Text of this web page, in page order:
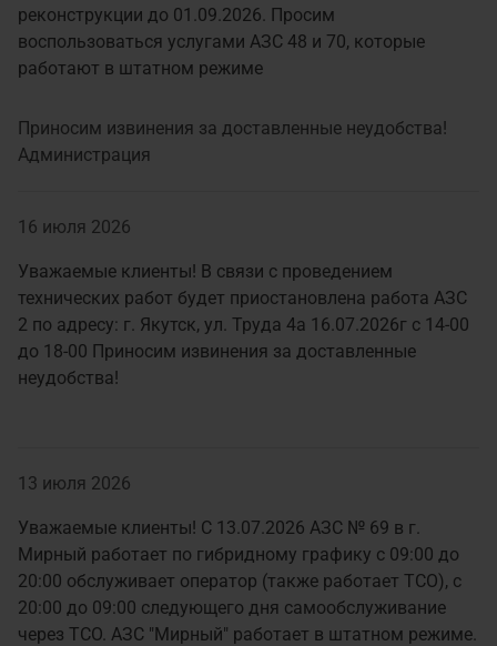
реконструкции до 01.09.2026. Просим
воспользоваться услугами АЗС 48 и 70, которые
работают в штатном режиме
Приносим извинения за доставленные неудобства!
Администрация
16 июля 2026
Уважаемые клиенты! В связи с проведением
технических работ будет приостановлена работа АЗС
2 по адресу: г. Якутск, ул. Труда 4а 16.07.2026г с 14-00
до 18-00 Приносим извинения за доставленные
неудобства!
13 июля 2026
Уважаемые клиенты! С 13.07.2026 АЗС № 69 в г.
Мирный работает по гибридному графику с 09:00 до
20:00 обслуживает оператор (также работает ТСО), с
20:00 до 09:00 следующего дня самообслуживание
через ТСО. АЗС "Мирный" работает в штатном режиме.